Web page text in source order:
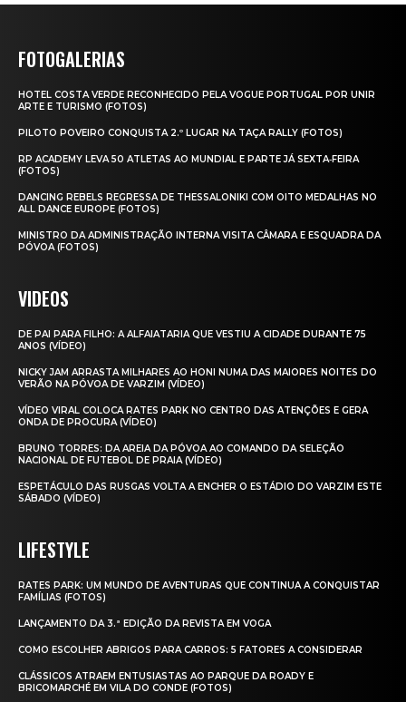
FOTOGALERIAS
HOTEL COSTA VERDE RECONHECIDO PELA VOGUE PORTUGAL POR UNIR
ARTE E TURISMO (FOTOS)
PILOTO POVEIRO CONQUISTA 2.º LUGAR NA TAÇA RALLY (FOTOS)
RP ACADEMY LEVA 50 ATLETAS AO MUNDIAL E PARTE JÁ SEXTA‑FEIRA
(FOTOS)
DANCING REBELS REGRESSA DE THESSALONIKI COM OITO MEDALHAS NO
ALL DANCE EUROPE (FOTOS)
MINISTRO DA ADMINISTRAÇÃO INTERNA VISITA CÂMARA E ESQUADRA DA
PÓVOA (FOTOS)
VIDEOS
DE PAI PARA FILHO: A ALFAIATARIA QUE VESTIU A CIDADE DURANTE 75
ANOS (VÍDEO)
NICKY JAM ARRASTA MILHARES AO HONI NUMA DAS MAIORES NOITES DO
VERÃO NA PÓVOA DE VARZIM (VÍDEO)
VÍDEO VIRAL COLOCA RATES PARK NO CENTRO DAS ATENÇÕES E GERA
ONDA DE PROCURA (VÍDEO)
BRUNO TORRES: DA AREIA DA PÓVOA AO COMANDO DA SELEÇÃO
NACIONAL DE FUTEBOL DE PRAIA (VÍDEO)
ESPETÁCULO DAS RUSGAS VOLTA A ENCHER O ESTÁDIO DO VARZIM ESTE
SÁBADO (VÍDEO)
LIFESTYLE
RATES PARK: UM MUNDO DE AVENTURAS QUE CONTINUA A CONQUISTAR
FAMÍLIAS (FOTOS)
LANÇAMENTO DA 3.ª EDIÇÃO DA REVISTA EM VOGA
COMO ESCOLHER ABRIGOS PARA CARROS: 5 FATORES A CONSIDERAR
CLÁSSICOS ATRAEM ENTUSIASTAS AO PARQUE DA ROADY E
BRICOMARCHÉ EM VILA DO CONDE (FOTOS)